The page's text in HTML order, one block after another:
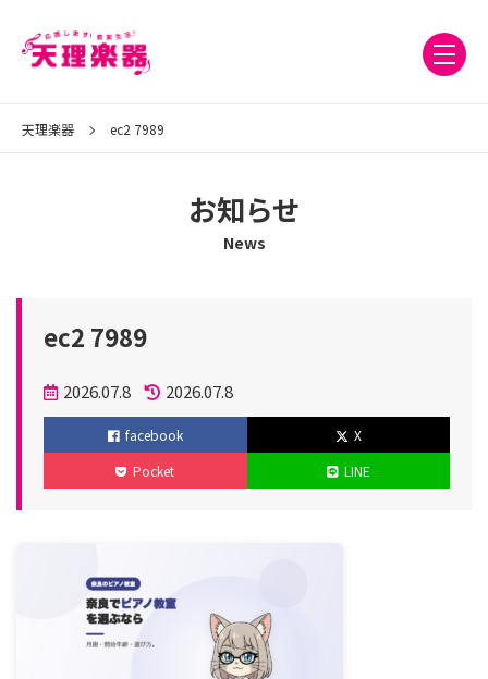
天理楽器 ec2 7989
お知らせ
News
ec2 7989
投
稿
日
2026.07.8
更
新
2026.07.8
facebook
X
Pocket
LINE